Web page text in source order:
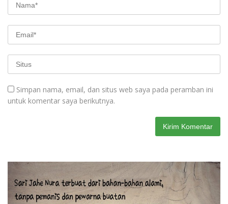
Simpan nama, email, dan situs web saya pada peramban ini
untuk komentar saya berikutnya.